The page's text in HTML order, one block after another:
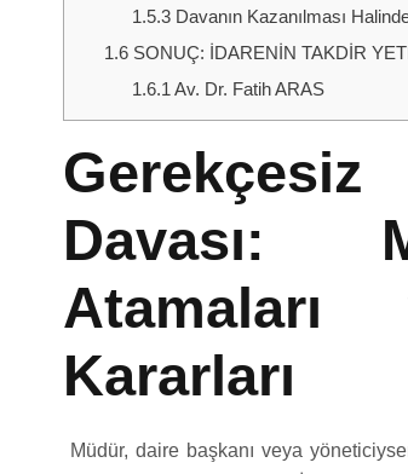
1.5.3Davanın Kazanılması
1.6SONUÇ: İDARENİN TAKDİR
1.6.1 Av. Dr. Fatih ARAS
Davası:
Kararları
Müdür, daire başkanı veya